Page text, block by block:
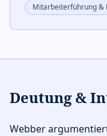
Mitarbeiterführung &
Deutung &
Webber